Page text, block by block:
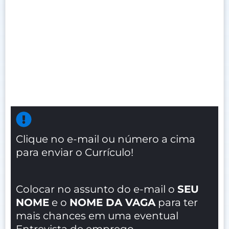
Clique no e-mail ou número a cima
para enviar o Currículo!
Colocar no assunto do e-mail o SEU
NOME e o NOME DA VAGA para ter
mais chances em uma eventual